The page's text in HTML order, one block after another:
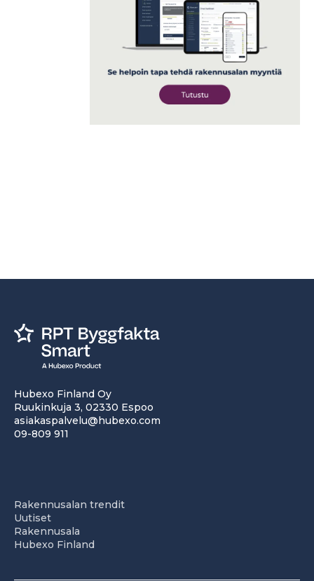
Hubexo Finland Oy
Ruukinkuja 3, 02330 Espoo
asiakaspalvelu@hubexo.com
09-809 911
Rakennusalan trendit
Uutiset
Rakennusala
Hubexo Finland